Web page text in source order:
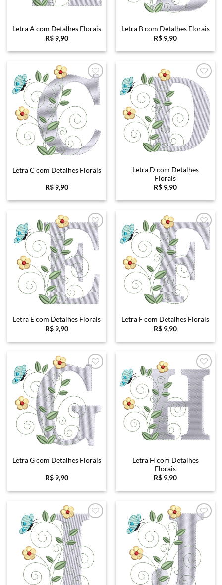
Letra A com Detalhes Florais
R$ 9,90
Letra B com Detalhes Florais
R$ 9,90
Favoritar
Letra C com Detalhes Florais
R$ 9,90
Favoritar
Letra D com Detalhes
Florais
R$ 9,90
Favoritar
Letra E com Detalhes Florais
R$ 9,90
Favoritar
Letra F com Detalhes Florais
R$ 9,90
Favoritar
Letra G com Detalhes Florais
R$ 9,90
Favoritar
Letra H com Detalhes
Florais
R$ 9,90
Favoritar Favoritar